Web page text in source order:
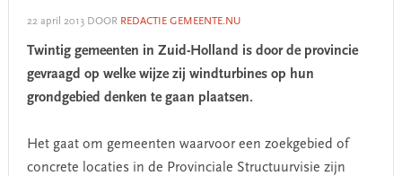
22 april 2013DOOR REDACTIE GEMEENTE.NU
Twintig gemeenten in Zuid-Holland is door de provincie
gevraagd op welke wijze zij windturbines op hun
grondgebied denken te gaan plaatsen.
Het gaat om gemeenten waarvoor een zoekgebied of
concrete locaties in de Provinciale Structuurvisie zijn